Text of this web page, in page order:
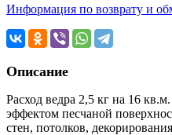
Информация по возврату и
Описание
Расход ведра 2,5 кг на 16
эффектом песчаной
стен, потолков,